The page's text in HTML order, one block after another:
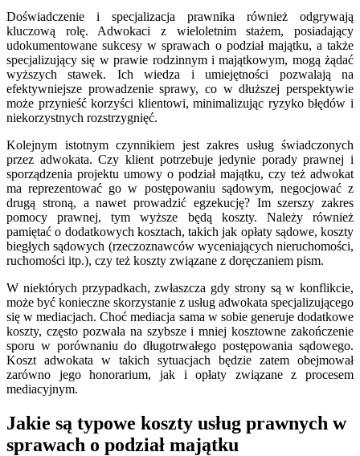
Doświadczenie i specjalizacja prawnika również odgrywają
kluczową rolę. Adwokaci z wieloletnim stażem, posiadający
udokumentowane sukcesy w sprawach o podział majątku, a także
specjalizujący się w prawie rodzinnym i majątkowym, mogą żądać
wyższych stawek. Ich wiedza i umiejętności pozwalają na
efektywniejsze prowadzenie sprawy, co w dłuższej perspektywie
może przynieść korzyści klientowi, minimalizując ryzyko błędów i
niekorzystnych rozstrzygnięć.
Kolejnym istotnym czynnikiem jest zakres usług świadczonych
przez adwokata. Czy klient potrzebuje jedynie porady prawnej i
sporządzenia projektu umowy o podział majątku, czy też adwokat
ma reprezentować go w postępowaniu sądowym, negocjować z
drugą stroną, a nawet prowadzić egzekucję? Im szerszy zakres
pomocy prawnej, tym wyższe będą koszty. Należy również
pamiętać o dodatkowych kosztach, takich jak opłaty sądowe, koszty
biegłych sądowych (rzeczoznawców wyceniających nieruchomości,
ruchomości itp.), czy też koszty związane z doręczaniem pism.
W niektórych przypadkach, zwłaszcza gdy strony są w konflikcie,
może być konieczne skorzystanie z usług adwokata specjalizującego
się w mediacjach. Choć mediacja sama w sobie generuje dodatkowe
koszty, często pozwala na szybsze i mniej kosztowne zakończenie
sporu w porównaniu do długotrwałego postępowania sądowego.
Koszt adwokata w takich sytuacjach będzie zatem obejmował
zarówno jego honorarium, jak i opłaty związane z procesem
mediacyjnym.
Jakie są typowe koszty usług prawnych w
sprawach o podział majątku